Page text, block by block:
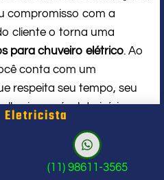
compromisso com a
cliente o torna uma
para chuveiro elétrico. Ao
conta com um
respeita seu tempo, seu
impecável do início ao
sinais que
Eletricista
(11) 98611-3565